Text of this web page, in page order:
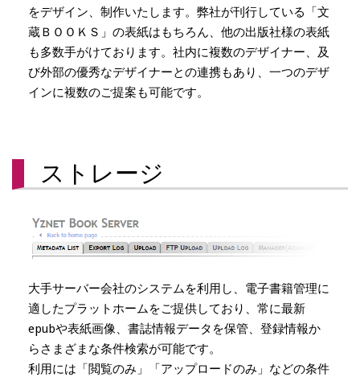
をデザイン、制作いたします。弊社が刊行している「文
蔵ＢＯＯＫＳ」の表紙はもちろん、他の出版社様の表紙
も多数手がけております。社内に複数のデザイナー、及
び外部の優秀なデザイナーとの連携もあり、一つのデザ
インに複数のご提案も可能です。
ストレージ
大手サーバー会社のシステムを利用し、電子書籍管理に
適したプラットホームをご提供しており、常に最新
epubや表紙画像、書誌情報データを保管、登録情報か
らさまざまな条件検索が可能です。
利用には「閲覧のみ」「アップロードのみ」などの条件